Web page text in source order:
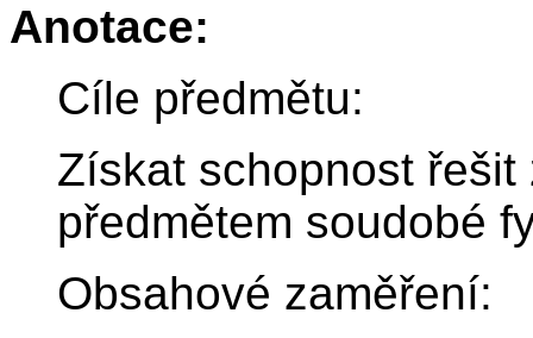
Anotace:
Cíle předmětu:
Získat schopnost
předmětem soudobé
Obsahové zaměření: